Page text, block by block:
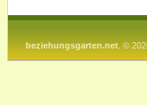
beziehungsgarten.net . ©